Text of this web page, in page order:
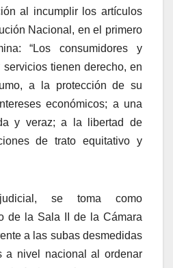
al incumplir los artículos
Nacional, en el primero
“Los consumidores y
tienen derecho, en
a la protección de su
económicos; a una
y veraz; a la libertad de
de trato equitativo y
se toma como
de la Sala II de la Cámara
a las subas desmedidas
a nivel nacional al ordenar